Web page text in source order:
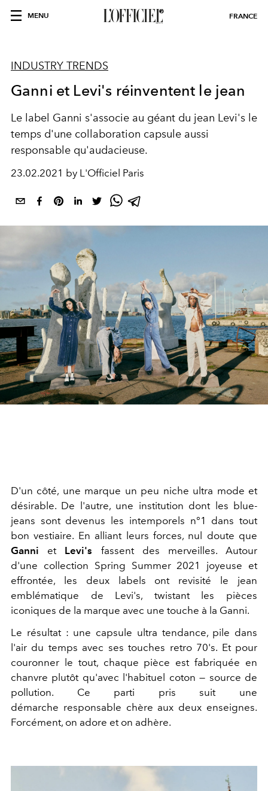
MENU FRANCE
INDUSTRY TRENDS
Ganni et Levi's réinventent le jean
Le label Ganni s'associe au géant du jean Levi's le
temps d'une collaboration capsule aussi
responsable qu'audacieuse.
23.02.2021 by L'Officiel Paris
D'un côté, une marque un peu niche ultra mode et
désirable. De l'autre, une institution dont les blue-
jeans sont devenus les intemporels n°1 dans tout
bon vestiaire. En alliant leurs forces, nul doute que
Ganni etLevi's fassent des merveilles. Autour
d'une collection Spring Summer 2021 joyeuse et
effrontée, les deux labels ont revisité le jean
emblématique de Levi's, twistant les pièces
iconiques de la marque avec une touche à la Ganni.
Le résultat : une capsule ultra tendance, pile dans
l'air du temps avec ses touches retro 70's. Et pour
couronner le tout, chaque pièce est fabriquée en
chanvre plutôt qu'avec l'habituel coton — source de
pollution. Ce parti pris suit une
démarche responsable chère aux deux enseignes.
Forcément, on adore et on adhère.